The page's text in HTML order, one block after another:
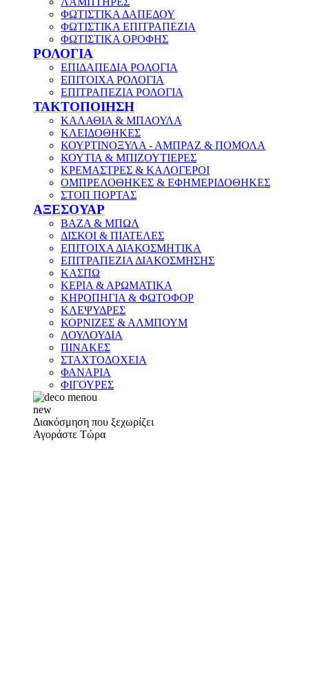
ΦΩΤΙΣΤΙΚΑ ΔΑΠΕΔΟΥ
ΦΩΤΙΣΤΙΚΑ ΕΠΙΤΡΑΠΕΖΙΑ
ΦΩΤΙΣΤΙΚΑ ΟΡΟΦΗΣ
ΡΟΛΟΓΙΑ
ΕΠΙΔΑΠΕΔΙΑ ΡΟΛΟΓΙΑ
ΕΠΙΤΟΙΧΑ ΡΟΛΟΓΙΑ
ΕΠΙΤΡΑΠΕΖΙΑ ΡΟΛΟΓΙΑ
ΤΑΚΤΟΠΟΙΗΣΗ
ΚΑΛΑΘΙΑ & ΜΠΑΟΥΛΑ
ΚΛΕΙΔΟΘΗΚΕΣ
ΚΟΥΡΤΙΝΟΞΥΛΑ - ΑΜΠΡΑΖ & ΠΟΜΟΛΑ
ΚΟΥΤΙΑ & ΜΠΙΖΟΥΤΙΕΡΕΣ
ΚΡΕΜΑΣΤΡΕΣ & ΚΑΛΟΓΕΡΟΙ
ΟΜΠΡΕΛΟΘΗΚΕΣ & ΕΦΗΜΕΡΙΔΟΘΗΚΕΣ
ΣΤΟΠ ΠΟΡΤΑΣ
ΑΞΕΣΟΥΑΡ
ΒΑΖΑ & ΜΠΩΛ
ΔΙΣΚΟΙ & ΠΙΑΤΕΛΕΣ
ΕΠΙΤΟΙΧΑ ΔΙΑΚΟΣΜΗΤΙΚΑ
ΕΠΙΤΡΑΠΕΖΙΑ ΔΙΑΚΟΣΜΗΣΗΣ
ΚΑΣΠΩ
ΚΕΡΙΑ & ΑΡΩΜΑΤΙΚΑ
ΚΗΡΟΠΗΓΙΑ & ΦΩΤΟΦΟΡ
ΚΛΕΨΥΔΡΕΣ
ΚΟΡΝΙΖΕΣ & ΑΛΜΠΟΥΜ
ΛΟΥΛΟΥΔΙΑ
ΠΙΝΑΚΕΣ
ΣΤΑΧΤΟΔΟΧΕΙΑ
ΦΑΝΑΡΙΑ
ΦΙΓΟΥΡΕΣ
new
Διακόσμηση που ξεχωρίζει
Αγοράστε Τώρα